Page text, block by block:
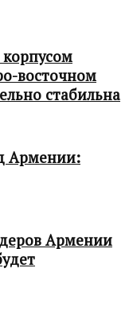
восточном
стабильна
Армении:
Армении